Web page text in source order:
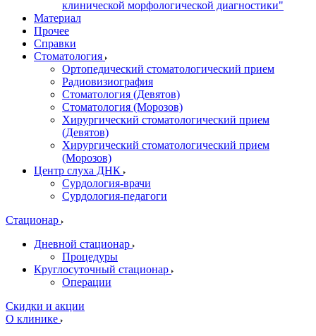
клинической морфологической диагностики"
Материал
Прочее
Справки
Стоматология
Ортопедический стоматологический прием
Радиовизиография
Стоматология (Девятов)
Стоматология (Морозов)
Хирургический стоматологический прием
(Девятов)
Хирургический стоматологический прием
(Морозов)
Центр слуха ДНК
Сурдология-врачи
Сурдология-педагоги
Стационар
Дневной стационар
Процедуры
Круглосуточный стационар
Операции
Скидки и акции
О клинике